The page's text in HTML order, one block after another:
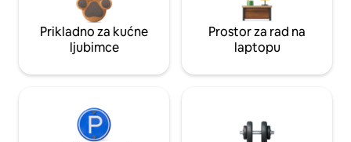
Prikladno za kućne
ljubimce
Prostor za rad na
laptopu